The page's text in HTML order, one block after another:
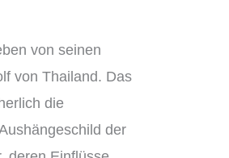
von seinen
von Thailand. Das
die
der